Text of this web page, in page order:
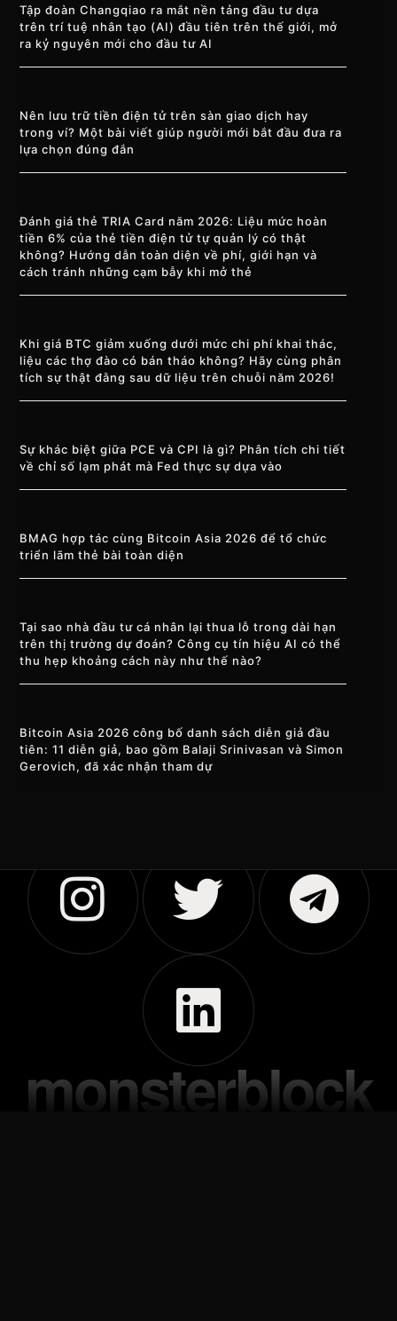
Tập đoàn Changqiao ra mắt nền tảng đầu tư dựa
trên trí tuệ nhân tạo (AI) đầu tiên trên thế giới, mở
ra kỷ nguyên mới cho đầu tư AI
Nên lưu trữ tiền điện tử trên sàn giao dịch hay
trong ví? Một bài viết giúp người mới bắt đầu đưa ra
lựa chọn đúng đắn
Đánh giá thẻ TRIA Card năm 2026: Liệu mức hoàn
tiền 6% của thẻ tiền điện tử tự quản lý có thật
không? Hướng dẫn toàn diện về phí, giới hạn và
cách tránh những cạm bẫy khi mở thẻ
Khi giá BTC giảm xuống dưới mức chi phí khai thác,
liệu các thợ đào có bán tháo không? Hãy cùng phân
tích sự thật đằng sau dữ liệu trên chuỗi năm 2026!
Sự khác biệt giữa PCE và CPI là gì? Phân tích chi tiết
về chỉ số lạm phát mà Fed thực sự dựa vào
BMAG hợp tác cùng Bitcoin Asia 2026 để tổ chức
triển lãm thẻ bài toàn diện
Tại sao nhà đầu tư cá nhân lại thua lỗ trong dài hạn
trên thị trường dự đoán? Công cụ tín hiệu AI có thể
thu hẹp khoảng cách này như thế nào?
Bitcoin Asia 2026 công bố danh sách diễn giả đầu
tiên: 11 diễn giả, bao gồm Balaji Srinivasan và Simon
Gerovich, đã xác nhận tham dự